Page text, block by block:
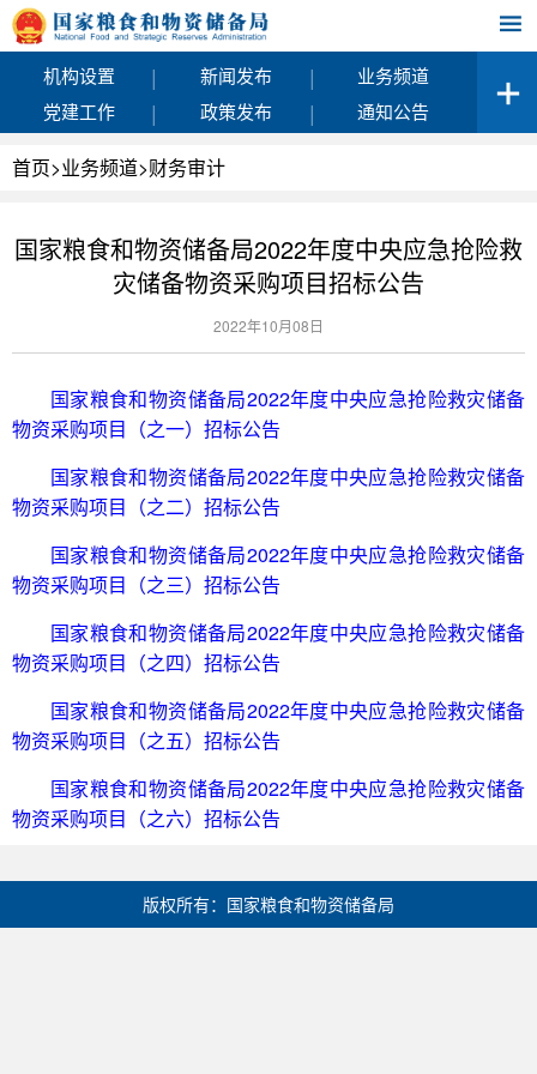
机构设置 | 新闻发布 |
业务频道
党建工作
| 政策发布 | 通知公告
首页>业务频道>财务审计
国家粮食和物资储备局2022年度中央应急抢险救
灾储备物资采购项目招标公告
2022年10月08日
国家粮食和物资储备局2022年度中央应急抢险救灾储备
物资采购项目（之一）招标公告
国家粮食和物资储备局2022年度中央应急抢险救灾储备
物资采购项目（之二）招标公告
国家粮食和物资储备局2022年度中央应急抢险救灾储备
物资采购项目（之三）招标公告
国家粮食和物资储备局2022年度中央应急抢险救灾储备
物资采购项目（之四）招标公告
国家粮食和物资储备局2022年度中央应急抢险救灾储备
物资采购项目（之五）招标公告
国家粮食和物资储备局2022年度中央应急抢险救灾储备
物资采购项目（之六）招标公告
版权所有：国家粮食和物资储备局